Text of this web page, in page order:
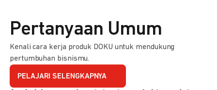
Pertanyaan Umum
Kenali cara kerja produk DOKU untuk mendukung
pertumbuhan bisnismu.
PELAJARI SELENGKAPNYA